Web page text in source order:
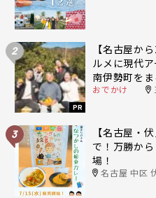
2
PR
【名古屋か
ルメに現代
南伊勢町を
おでかけ
3
【名古屋・
で！万勝か
場！
名古屋 中区